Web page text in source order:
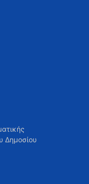
Δημοσίου